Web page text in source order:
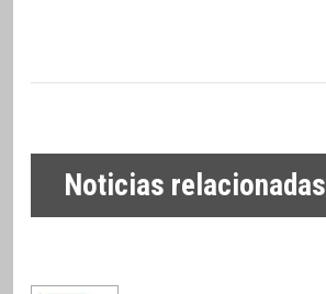
Noticias relacionadas